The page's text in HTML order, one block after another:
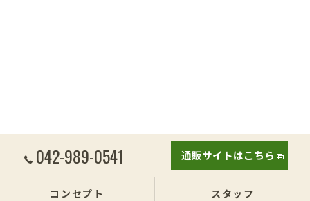
042-989-0541 通販サイトはこちら
コンセプト スタッフ